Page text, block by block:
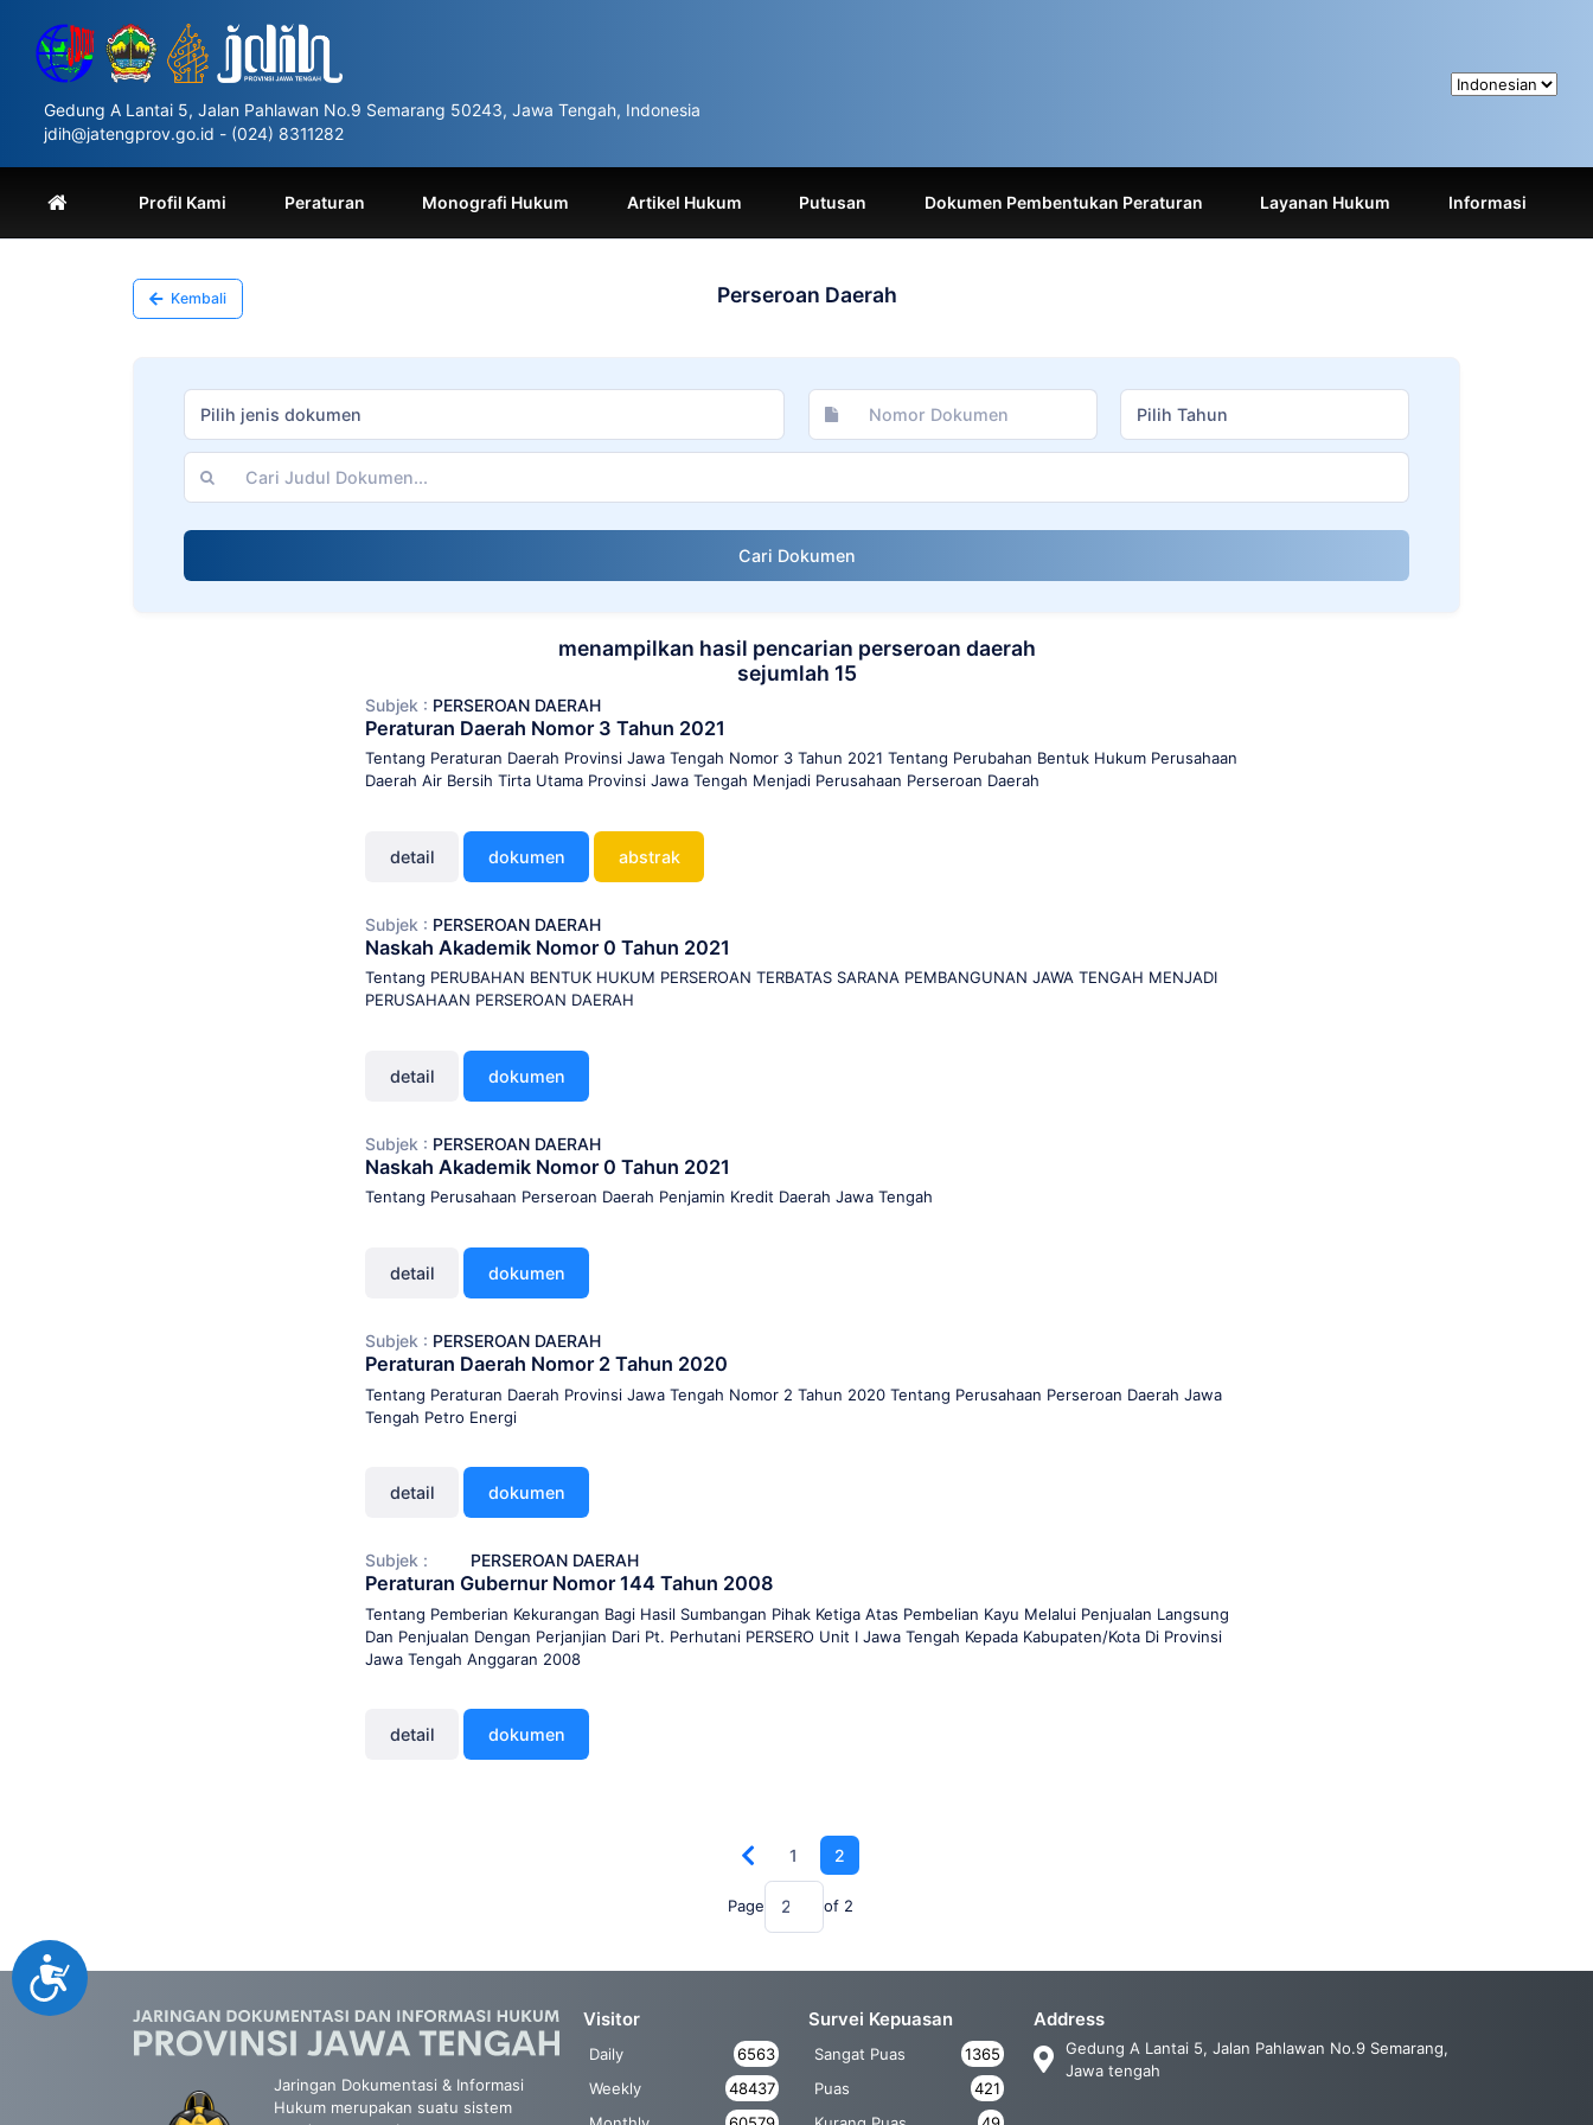
website
includes
accessibility
system.
Control-
F11
Accessibility
Gedung A Lantai 5, Jalan Pahlawan No.9 Semarang 50243, Jawa Tengah, Indonesia
jdih@jatengprov.go.id - (024) 8311282
Profil Kami Peraturan Monografi Hukum Artikel Hukum Putusan Dokumen Pembentukan Peraturan Layanan Hukum Informasi
Kembali Perseroan Daerah
Pilih jenis dokumen Pilih Tahun
Cari Dokumen
menampilkan hasil pencarian perseroan daerah
sejumlah 15
Subjek : PERSEROAN DAERAH
Peraturan Daerah Nomor 3 Tahun 2021
Tentang Peraturan Daerah Provinsi Jawa Tengah Nomor 3 Tahun 2021 Tentang Perubahan Bentuk Hukum Perusahaan
Daerah Air Bersih Tirta Utama Provinsi Jawa Tengah Menjadi Perusahaan Perseroan Daerah
detail dokumen abstrak
Subjek : PERSEROAN DAERAH
Naskah Akademik Nomor 0 Tahun 2021
Tentang PERUBAHAN BENTUK HUKUM PERSEROAN TERBATAS SARANA PEMBANGUNAN JAWA TENGAH MENJADI
PERUSAHAAN PERSEROAN DAERAH
detail dokumen
Subjek : PERSEROAN DAERAH
Naskah Akademik Nomor 0 Tahun 2021
Tentang Perusahaan Perseroan Daerah Penjamin Kredit Daerah Jawa Tengah
detail dokumen
Subjek : PERSEROAN DAERAH
Peraturan Daerah Nomor 2 Tahun 2020
Tentang Peraturan Daerah Provinsi Jawa Tengah Nomor 2 Tahun 2020 Tentang Perusahaan Perseroan Daerah Jawa
Tengah Petro Energi
detail dokumen
Subjek : PERSEROAN DAERAH
Peraturan Gubernur Nomor 144 Tahun 2008
Tentang Pemberian Kekurangan Bagi Hasil Sumbangan Pihak Ketiga Atas Pembelian Kayu Melalui Penjualan Langsung
Dan Penjualan Dengan Perjanjian Dari Pt. Perhutani PERSERO Unit I Jawa Tengah Kepada Kabupaten/Kota Di Provinsi
Jawa Tengah Anggaran 2008
detail dokumen
1 2
Page of 2
Jaringan Dokumentasi & Informasi
Hukum merupakan suatu sistem
Visitor
Daily
6563
Weekly
48437
Survei Kepuasan
Sangat Puas
1365
Puas
421
Address
Gedung A Lantai 5, Jalan Pahlawan No.9 Semarang,
Jawa tengah